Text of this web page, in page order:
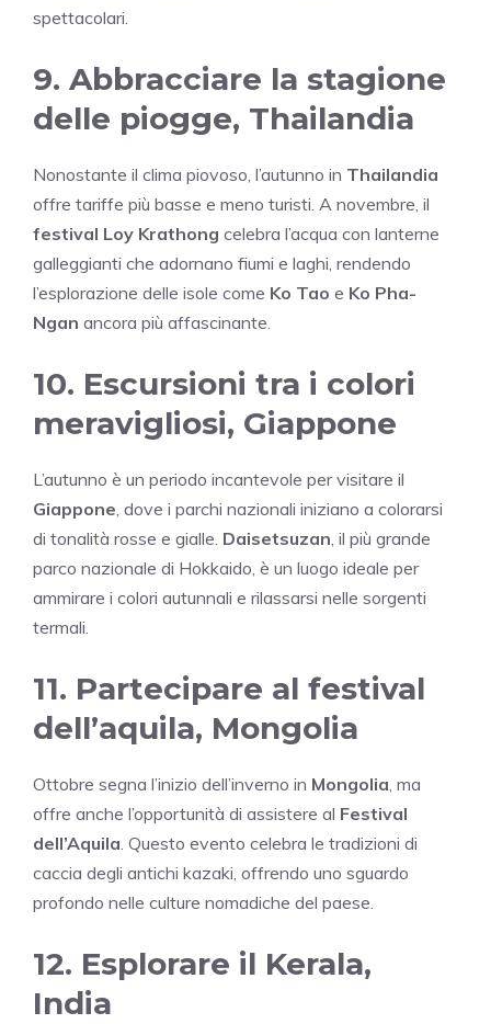
spettacolari.
9. Abbracciare la stagione
delle piogge, Thailandia
Nonostante il clima piovoso, l’autunno in Thailandia
offre tariffe più basse e meno turisti. A novembre, il
festival Loy Krathong celebra l’acqua con lanterne
galleggianti che adornano fiumi e laghi, rendendo
l’esplorazione delle isole come Ko Tao e Ko Pha-
Ngan ancora più affascinante.
10. Escursioni tra i colori
meravigliosi, Giappone
L’autunno è un periodo incantevole per visitare il
Giappone , dove i parchi nazionali iniziano a colorarsi
di tonalità rosse e gialle. Daisetsuzan , il più grande
parco nazionale di Hokkaido, è un luogo ideale per
ammirare i colori autunnali e rilassarsi nelle sorgenti
termali.
11. Partecipare al festival
dell’aquila, Mongolia
Ottobre segna l’inizio dell’inverno in Mongolia , ma
offre anche l’opportunità di assistere al Festival
dell’Aquila . Questo evento celebra le tradizioni di
caccia degli antichi kazaki, offrendo uno sguardo
profondo nelle culture nomadiche del paese.
12. Esplorare il Kerala,
India